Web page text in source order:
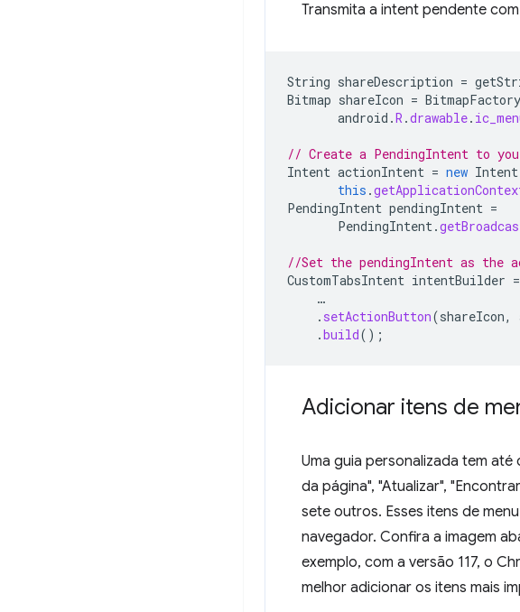
Transmita a intent pendente
String shareDescription =
Bitmap shareIcon = BitmapFactory
android .R .drawable.
// Create a PendingIntent to
Intent actionIntent = new Intent
this .
PendingIntent pendingIntent =
PendingIntent.
//Set the pendingIntent as the
CustomTabsIntent intentBuilder =
…
. setActionButton(shareIcon,
.build();
Adicionar itens de
Uma guia personalizada tem
da página", "Atualizar",
sete outros. Esses itens de
navegador. Confira a imagem
exemplo, com a versão 117, o
melhor adicionar os itens mais